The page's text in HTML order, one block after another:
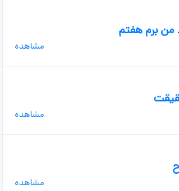
من برم هفتم
مشاهده
مشاهده
مشاهده